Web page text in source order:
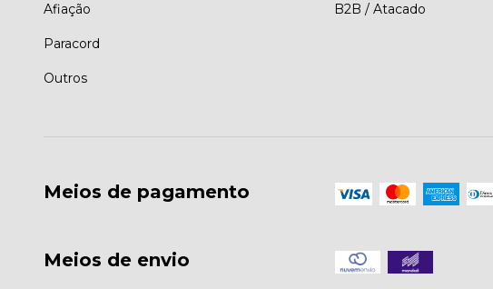
Afiação
Paracord
Outros
B2B / Atacado
Meios de pagamento
Meios de envio